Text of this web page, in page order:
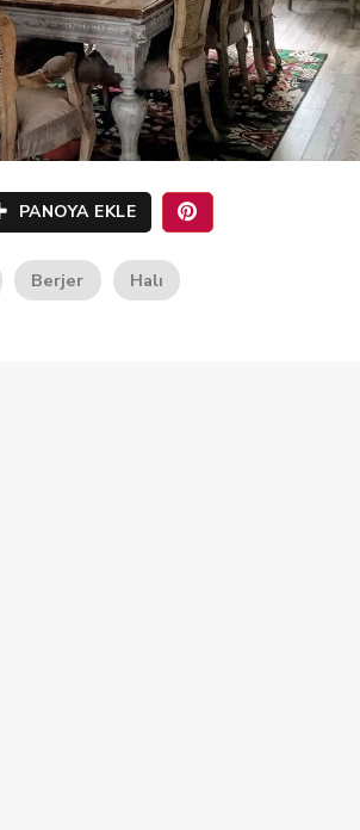
PANOYA EKLE
Berjer
Halı